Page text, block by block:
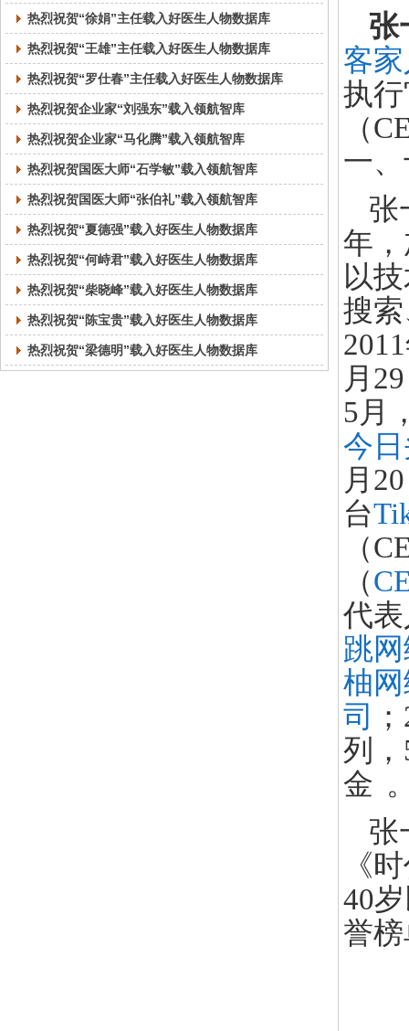
热烈祝贺“徐娟”主任载入好医生人物数据库
热烈祝贺“王雄”主任载入好医生人物数据库
热烈祝贺“罗仕春”主任载入好医生人物数据库
热烈祝贺企业家“刘强东”载入领航智库
热烈祝贺企业家“马化腾”载入领航智库
热烈祝贺国医大师“石学敏”载入领航智库
热烈祝贺国医大师“张伯礼”载入领航智库
热烈祝贺“夏德强”载入好医生人物数据库
热烈祝贺“何峙君”载入好医生人物数据库
热烈祝贺“柴晓峰”载入好医生人物数据库
热烈祝贺“陈宝贵”载入好医生人物数据库
热烈祝贺“梁德明”载入好医生人物数据库
张
客
执
（
一
张
年
以
搜
月
5月
今
月
台
（
（
代
跳
柚
司
列
金
张
《
40
誉